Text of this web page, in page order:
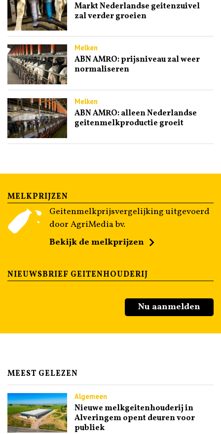
Markt Nederlandse geitenzuivel
zal verder groeien
Melken
ABN AMRO: prijsniveau zal weer
normaliseren
Melken
ABN AMRO: alleen Nederlandse
geitenmelkproductie groeit
MELKPRIJZEN
Geitenmelkprijsvergelijking uitgevoerd
door AgriMedia bv.
Bekijk de melkprijzen
NIEUWSBRIEF GEITENHOUDERIJ
Nu aanmelden
MEEST GELEZEN
Algemeen
Nieuwe melkgeitenhouderij in
Alveringem opent deuren voor
publiek